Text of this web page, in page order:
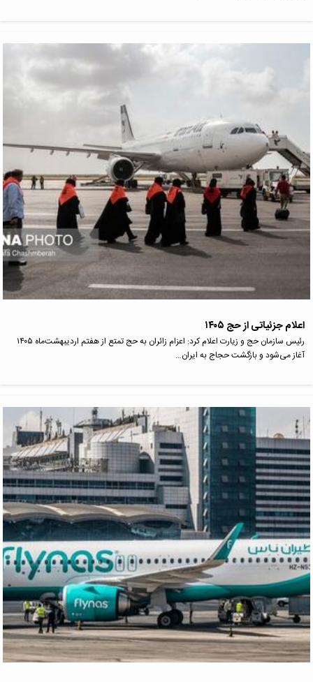
اعلام جزئیاتی از حج ۱۴۰۵
رئیس سازمان حج و زیارت اعلام کرد: اعزام زائران به حج تمتع از هفتم اردیبهشت‌ماه ۱۴۰۵
آغاز می‌شود و بازگشت حجاج به ایران…